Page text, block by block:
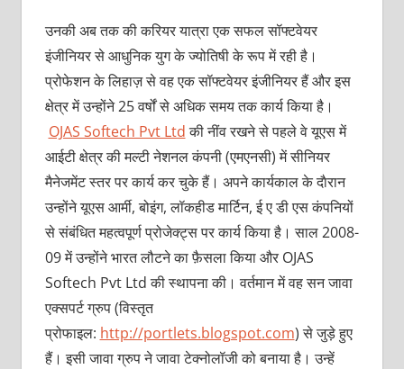
उनकी अब तक की करियर यात्रा एक सफल सॉफ्टवेयर
इंजीनियर से आधुनिक युग के ज्योतिषी के रूप में रही है।
प्रोफेशन के लिहाज़ से वह एक सॉफ्टवेयर इंजीनियर हैं और इस
क्षेत्र में उन्होंने 25 वर्षों से अधिक समय तक कार्य किया है।
OJAS Softech Pvt Ltdकी नींव रखने से पहले वे यूएस में
आईटी क्षेत्र की मल्टी नेशनल कंपनी (एमएनसी) में सीनियर
मैनेजमेंट स्तर पर कार्य कर चुके हैं। अपने कार्यकाल के दाैरान
उन्होंने यूएस आर्मी, बोइंग, लॉकहीड मार्टिन, ई ए डी एस कंपनियों
से संबंधित महत्वपूर्ण प्रोजेक्ट्स पर कार्य किया है। साल 2008-
09 में उन्होंने भारत लौटने का फ़ैसला किया और OJAS
Softech Pvt Ltd की स्थापना की। वर्तमान में वह सन जावा
एक्सपर्ट ग्रुप (विस्तृत
प्रोफाइल: http://portlets.blogspot.com) से जुड़े हुए
हैं। इसी जावा ग्रुप ने जावा टेक्नोलॉजी को बनाया है। उन्हें